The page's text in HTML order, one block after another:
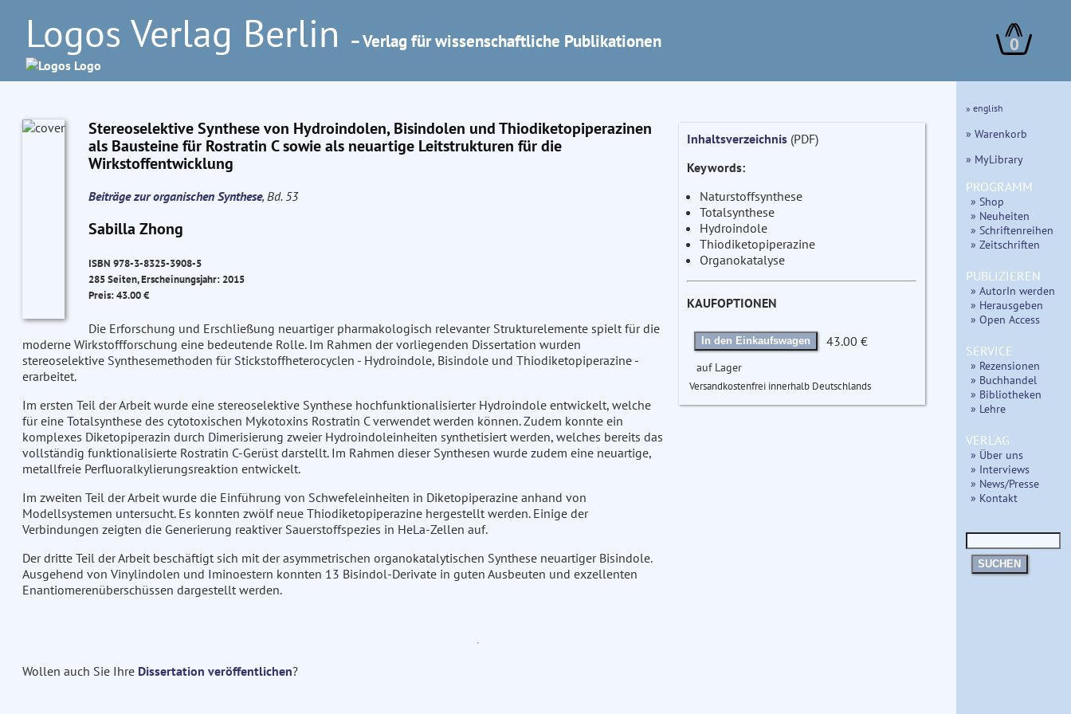
Logos Verlag Berlin – Verlag für wissenschaftliche Publikationen 0
Stereoselektive Synthese von Hydroindolen, Bisindolen und Thiodiketopiperazinen
als Bausteine für Rostratin C sowie als neuartige Leitstrukturen für die
Wirkstoffentwicklung
Beiträge zur organischen Synthese, Bd. 53
Sabilla Zhong
ISBN 978-3-8325-3908-5
285 Seiten, Erscheinungsjahr: 2015
Preis: 43.00 €
Die Erforschung und Erschließung neuartiger pharmakologisch relevanter Strukturelemente spielt für die
moderne Wirkstoffforschung eine bedeutende Rolle. Im Rahmen der vorliegenden Dissertation wurden
stereoselektive Synthesemethoden für Stickstoffheterocyclen - Hydroindole, Bisindole und Thiodiketopiperazine -
erarbeitet.
Im ersten Teil der Arbeit wurde eine stereoselektive Synthese hochfunktionalisierter Hydroindole entwickelt, welche
für eine Totalsynthese des cytotoxischen Mykotoxins Rostratin C verwendet werden können. Zudem konnte ein
komplexes Diketopiperazin durch Dimerisierung zweier Hydroindoleinheiten synthetisiert werden, welches bereits das
vollständig funktionalisierte Rostratin C-Gerüst darstellt. Im Rahmen dieser Synthesen wurde zudem eine neuartige,
metallfreie Perfluoralkylierungsreaktion entwickelt.
Im zweiten Teil der Arbeit wurde die Einführung von Schwefeleinheiten in Diketopiperazine anhand von
Modellsystemen untersucht. Es konnten zwölf neue Thiodiketopiperazine hergestellt werden. Einige der
Verbindungen zeigten die Generierung reaktiver Sauerstoffspezies in HeLa-Zellen auf.
Der dritte Teil der Arbeit beschäftigt sich mit der asymmetrischen organokatalytischen Synthese neuartiger Bisindole.
Ausgehend von Vinylindolen und Iminoestern konnten 13 Bisindol-Derivate in guten Ausbeuten und exzellenten
Enantiomerenüberschüssen dargestellt werden.
Inhaltsverzeichnis(PDF)
Keywords:
Naturstoffsynthese
Totalsynthese
Hydroindole
Thiodiketopiperazine
Organokatalyse
KAUFOPTIONEN
In den Einkaufswagen 43.00 €
auf Lager
Versandkostenfrei innerhalb Deutschlands
Wollen auch Sie Ihre Dissertation veröffentlichen?
» english
» Warenkorb
» MyLibrary
PROGRAMM
» Shop
» Neuheiten
» Schriftenreihen
» Zeitschriften
PUBLIZIEREN
» AutorIn werden
» Herausgeben
» Open Access
SERVICE
» Rezensionen
» Buchhandel
» Bibliotheken
» Lehre
VERLAG
» Über uns
» Interviews
» News/Presse
» Kontakt
SUCHEN